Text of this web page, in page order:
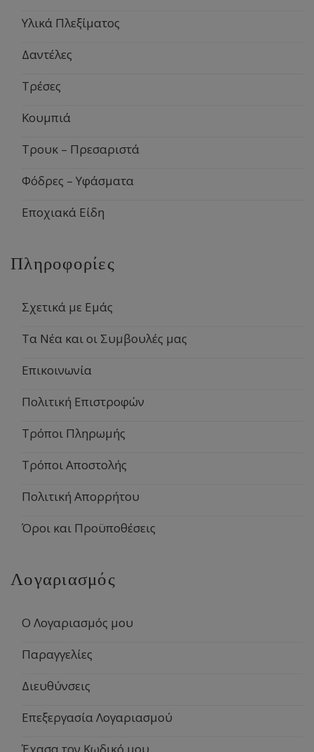
Υλικά Πλεξίματος
Δαντέλες
Τρέσες
Κουμπιά
Τρουκ – Πρεσαριστά
Φόδρες – Υφάσματα
Εποχιακά Είδη
Πληροφορίες
Σχετικά με Εμάς
Τα Νέα και οι Συμβουλές μας
Επικοινωνία
Πολιτική Επιστροφών
Τρόποι Πληρωμής
Τρόποι Αποστολής
Πολιτική Απορρήτου
Όροι και Προϋποθέσεις
Λογαριασμός
Ο Λογαριασμός μου
Παραγγελίες
Διευθύνσεις
Επεξεργασία Λογαριασμού